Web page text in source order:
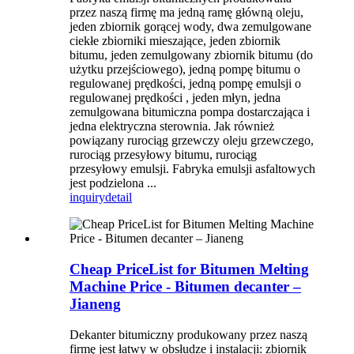
przez naszą firmę ma jedną ramę główną oleju,
jeden zbiornik gorącej wody, dwa zemulgowane
ciekłe zbiorniki mieszające, jeden zbiornik
bitumu, jeden zemulgowany zbiornik bitumu (do
użytku przejściowego), jedną pompę bitumu o
regulowanej prędkości, jedną pompę emulsji o
regulowanej prędkości , jeden młyn, jedna
zemulgowana bitumiczna pompa dostarczająca i
jedna elektryczna sterownia. Jak również
powiązany rurociąg grzewczy oleju grzewczego,
rurociąg przesyłowy bitumu, rurociąg
przesyłowy emulsji. Fabryka emulsji asfaltowych
jest podzielona ...
inquirydetail
Cheap PriceList for Bitumen Melting
Machine Price - Bitumen decanter –
Jianeng
Dekanter bitumiczny produkowany przez naszą
firmę jest łatwy w obsłudze i instalacji: zbiornik